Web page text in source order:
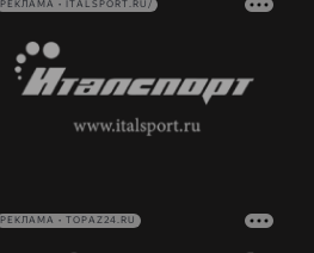
РЕКЛАМА • ITALSPORT.RU/
РЕКЛАМА • TOPAZ24.RU